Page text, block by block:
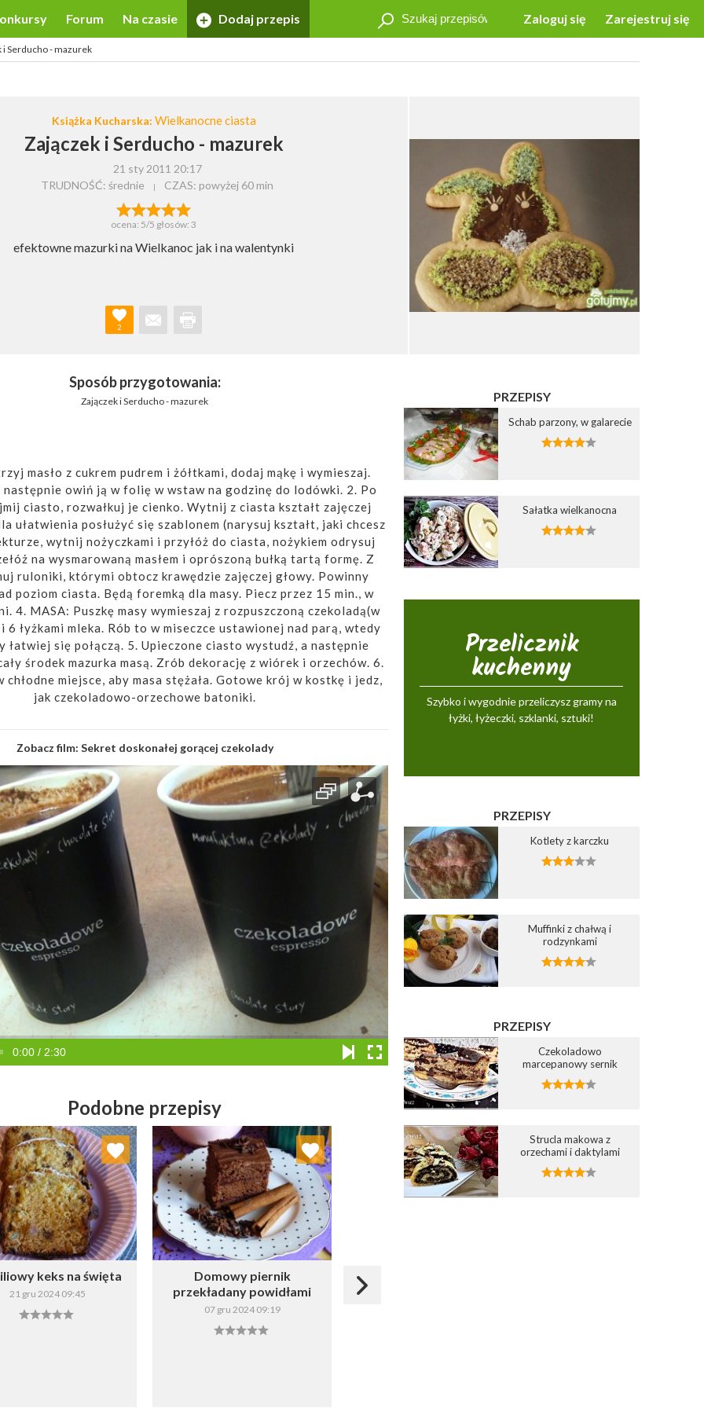
Zaloguj się Zarejestruj się
Forum Na czasie Dodaj przepis
i Serducho - mazurek
Książka Kucharska: Wielkanocne ciasta
Zajączek i Serducho - mazurek
21 sty 2011 20:17
TRUDNOŚĆ: średnie
CZAS: powyżej 60 min
ocena: 5/5 głosów: 3
efektowne mazurki na Wielkanoc jak i na walentynki
2
Sposób przygotowania:
Zajączek i Serducho - mazurek
masło z cukrem pudrem i żółtkami, dodaj mąkę i wymieszaj.
następnie owiń ją w folię w wstaw na godzinę do lodówki. 2. Po
ciasto, rozwałkuj je cienko. Wytnij z ciasta kształt zajęczej
ułatwienia posłużyć się szablonem (narysuj kształt, jaki chcesz
wytnij nożyczkami i przyłóż do ciasta, nożykiem odrysuj
na wysmarowaną masłem i oprószoną bułką tartą formę. Z
ruloniki, którymi obtocz krawędzie zajęczej głowy. Powinny
poziom ciasta. Będą foremką dla masy. Piecz przez 15 min., w
4. MASA: Puszkę masy wymieszaj z rozpuszczoną czekoladą(w
6 łyżkami mleka. Rób to w miseczce ustawionej nad parą, wtedy
łatwiej się połączą. 5. Upieczone ciasto wystudź, a następnie
środek mazurka masą. Zrób dekorację z wiórek i orzechów. 6.
miejsce, aby masa stężała. Gotowe krój w kostkę i jedz,
jak czekoladowo-orzechowe batoniki.
Zobacz film: Sekret doskonałej gorącej czekolady
0:00 / 2:30
Podobne przepisy
keks na święta
21 gru 2024 09:45
do ulubionych
Wybierz listę:
Domowy piernik
przekładany powidłami
07 gru 2024 09:19
Dodaj do ulubionych
Wybierz listę:
Dodaj do ulubionych
Wybierz listę:
Dodaj do ulubionych
PRZEPISY
Schab parzony, w galarecie
Sałatka wielkanocna
Przelicznik
kuchenny
Szybko i wygodnie przeliczysz gramy na
łyżki, łyżeczki, szklanki, sztuki!
PRZEPISY
Kotlety z karczku
Muffinki z chałwą i
rodzynkami
PRZEPISY
Czekoladowo
marcepanowy sernik
Strucla makowa z
orzechami i daktylami